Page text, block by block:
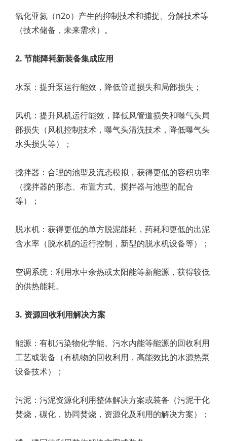
氧化亚氮（n2o）产生的抑制技术和捕捉、分解技术等
（技术储备，未来需求）。
2. 节能降耗新装备集成应用
水泵：提升泵运行能效，降低管道损失和局部损失；
风机：提升风机运行能效，降低风管道损失和曝气头局
部损失（风机控制技术，曝气头清洗技术，降低曝气头
水头损失等）；
搅拌器：合理的池型及流态模拟，获得更低的容积功率
（搅拌器的形态、布置方式、搅拌器与池型的配合
等）；
脱水机：获得更低的单方脱泥能耗，药耗和更低的出泥
含水率（脱水机的运行控制，新型的脱水机设备等）；
空调系统：利用水中余热或太阳能等新能源，获得较低
的供热能耗。
3. 资源回收利用解决方案
能源：有机污染物化学能、污水内能等能源的回收利用
工艺或装备（有机物的回收利用，高能效比的水源热泵
设备技术）；
污泥：污泥资源化利用整体解决方案或装备（污泥干化
焚烧，碳化，协同焚烧，资源化及利用的解决方案）；